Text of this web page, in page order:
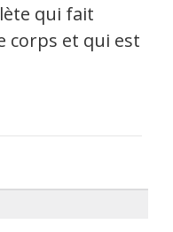
qui fait
corps et qui est